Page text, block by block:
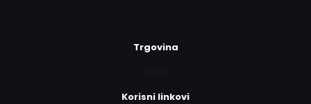
Trgovina
Korisni linkovi